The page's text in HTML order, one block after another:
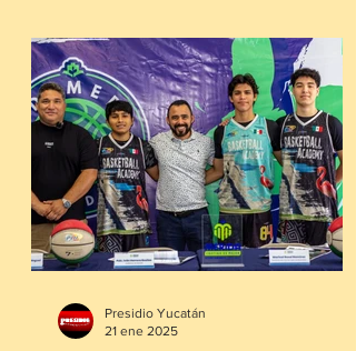
Presidio Yucatán
21 ene 2025